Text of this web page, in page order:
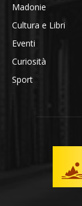
Madonie
Cultura e Libri
Eventi
Curiosità
Sport